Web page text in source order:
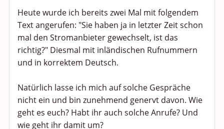
Shopping und Bekleidung
Urlaub und Reisen
Medien & Showgeschäft
Kochen, Backen und Genießen
Anregungen und Support
Heute wurde ich bereits zwei Mal mit folgendem
Text angerufen: "Sie haben ja in letzter Zeit schon
mal den Stromanbieter gewechselt, ist das
richtig?" Diesmal mit inländischen Rufnummern
und in korrektem Deutsch.
Natürlich lasse ich mich auf solche Gespräche
nicht ein und bin zunehmend genervt davon. Wie
geht es euch? Habt ihr auch solche Anrufe? Und
wie geht ihr damit um?